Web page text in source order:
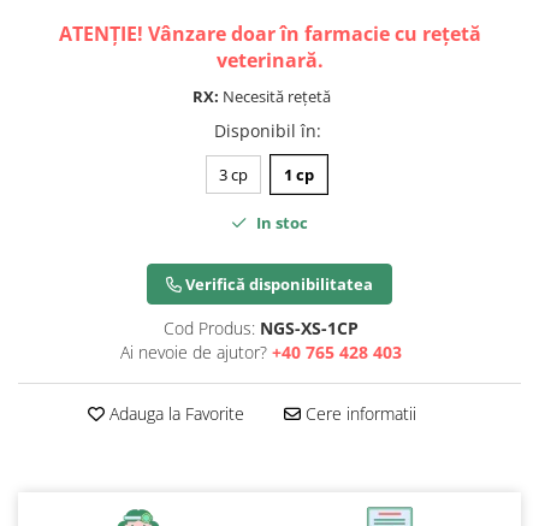
ATENȚIE! Vânzare doar în farmacie cu rețetă
veterinară.
RX: Necesită rețetă
Disponibil în:
3 cp 1 cp
In stoc
Verifică disponibilitatea
Cod Produs: NGS-XS-1CP
Ai nevoie de ajutor? +40 765 428 403
Adauga la Favorite Cere informatii